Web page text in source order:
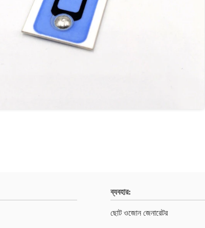
ব্যবহার:
ছোট ওজোন জেনারেটর